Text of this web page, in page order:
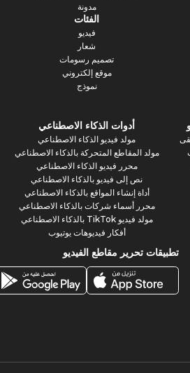
مدونة
الفئات
فيديو
شعار
تصميم رسومات
موقع إلكتروني
نموذج
أدوات الذكاء الاصطناعي
مولد فيديو الذكاء الاصطناعي
مولد المقاطع المتحركة بالذكاء الاصطناعي
محرر فيديو الذكاء الاصطناعي
نص إلى فيديو بالذكاء الاصطناعي
أداة إنشاء المواقع بالذكاء الاصطناعي
محرر أسماء شركات بالذكاء الاصطناعي
مولد فيديو TikTok بالذكاء الاصطناعي
أفكار فيديوهات يوتيوب
تطبيقات تحرير مقاطع الفيديو